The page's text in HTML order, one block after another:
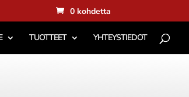
0 kohdetta
TUOTTEET YHTEYSTIEDOT